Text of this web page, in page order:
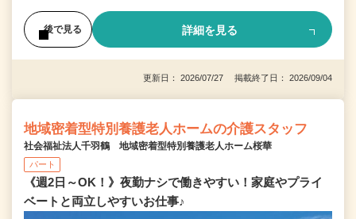
後で見る 詳細を見る
更新日： 2026/07/27 掲載終了日： 2026/09/04
地域密着型特別養護老人ホームの介護スタッフ
社会福祉法人千羽鶴 地域密着型特別養護老人ホーム桜華
パート
《週2日～OK！》夜勤ナシで働きやすい！家庭やプライ
ベートと両立しやすいお仕事♪